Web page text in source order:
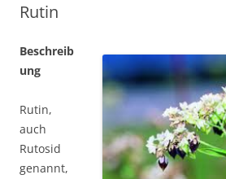
Rutin
Beschreib
ung
Rutin,
auch
Rutosid
genannt,